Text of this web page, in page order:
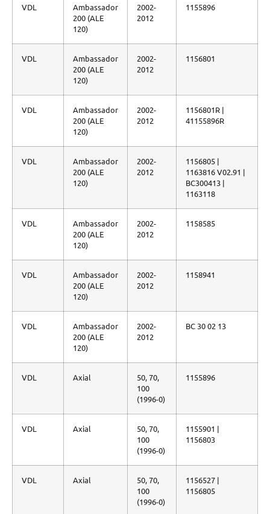
VDL
Ambassador
200 (ALE
120)
2002-
2012
1155896
VDL
Ambassador
200 (ALE
120)
2002-
2012
1156801
VDL
Ambassador
200 (ALE
120)
2002-
2012
1156801R |
41155896R
VDL
Ambassador
200 (ALE
120)
2002-
2012
1156805 |
1163816 V02.91 |
BC300413 |
1163118
VDL
Ambassador
200 (ALE
120)
2002-
2012
1158585
VDL
Ambassador
200 (ALE
120)
2002-
2012
1158941
VDL
Ambassador
200 (ALE
120)
2002-
2012
BC 30 02 13
VDL Axial
50, 70,
100
(1996-0)
1155896
VDL Axial
50, 70,
100
(1996-0)
1155901 |
1156803
VDL Axial
50, 70,
100
(1996-0)
1156527 |
1156805